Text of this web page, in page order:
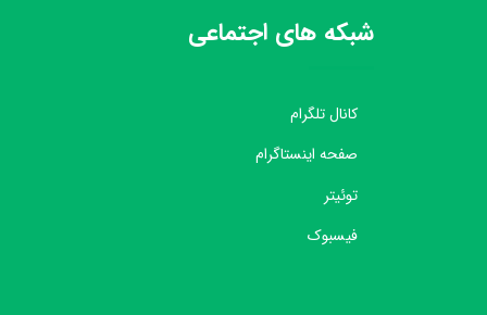
شبکه های اجتماعی
کانال تلگرام
صفحه اینستاگرام
توئیتر
فیسبوک